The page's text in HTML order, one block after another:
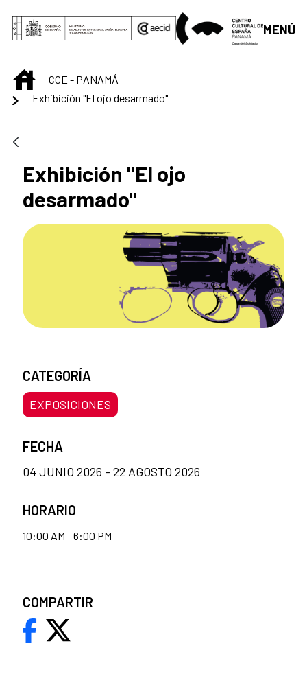
Saltar al contenido principal
MENÚ
INICIOCCE - PANAMÁ
Exhibición "El ojo desarmado"
Exhibición "El ojo
desarmado"
CATEGORÍA
EXPOSICIONES
FECHA
04 JUNIO 2026 - 22 AGOSTO 2026
HORARIO
10:00 AM - 6:00 PM
COMPARTIR